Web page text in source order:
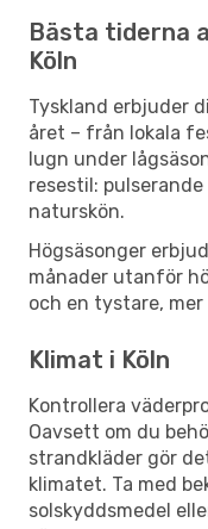
Bästa tiderna
Köln
Tyskland erbjuder
året – från lokala
lugn under
resestil:
naturskön.
Högsäsonger
månader utanför
och en tystare, mer
Klimat i Köln
Kontrollera
Oavsett om du
strandkläder gör
klimatet. Ta med
solskyddsmedel